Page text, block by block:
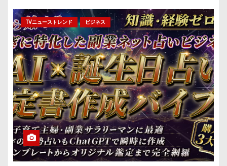
TVニューストレンド ビジネス